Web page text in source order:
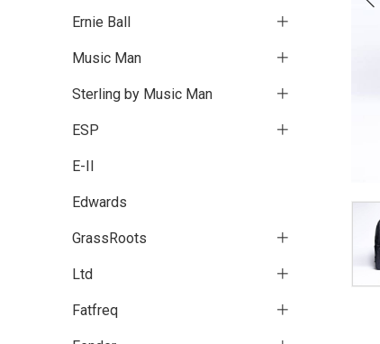
Ernie Ball
Music Man
Sterling by Music Man
ESP
E-II
Edwards
GrassRoots
Ltd
Fatfreq